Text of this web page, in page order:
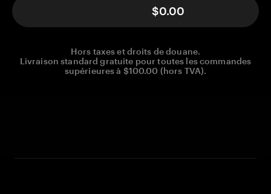
$0.00
Hors taxes et droits de douane.
Livraison standard gratuite pour toutes les commandes
supérieures à $100.00 (hors TVA).